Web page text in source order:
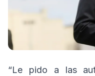
“Le pido a las